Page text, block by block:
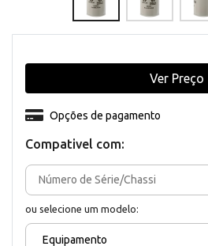
Compativel com:
ou selecione um modelo:
Equipamento
Opções de pagamento
Ver Preço